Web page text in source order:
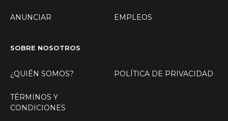
ANUNCIAR EMPLEOS
SOBRE NOSOTROS
¿QUIÉN SOMOS? POLÍTICA DE PRIVACIDAD
TÉRMINOS Y
CONDICIONES